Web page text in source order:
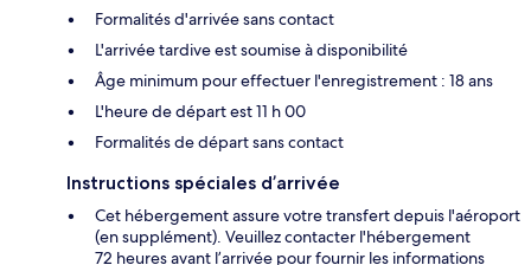
Formalités d'arrivée sans contact
L'arrivée tardive est soumise à disponibilité
Âge minimum pour effectuer l'enregistrement : 18 ans
L'heure de départ est 11 h 00
Formalités de départ sans contact
Instructions spéciales d’arrivée
Cet hébergement assure votre transfert depuis l'aéroport
(en supplément). Veuillez contacter l'hébergement
72 heures avant l’arrivée pour fournir les informations